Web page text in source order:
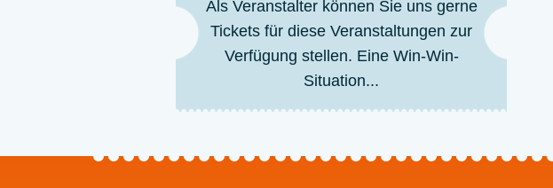
Als Veranstalter können Sie uns gerne
Tickets für diese Veranstaltungen zur
Verfügung stellen. Eine Win-Win-
Situation...